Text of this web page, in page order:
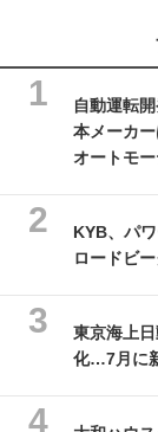
自動運転
本メーカ
オートモ
KYB、パ
ロードビ
東京海上
化…7月に